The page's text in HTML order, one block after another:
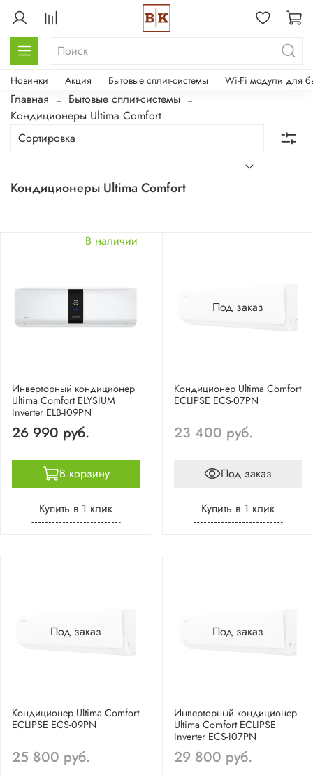
Новинки Акция Бытовые сплит-системы Wi-Fi модули для
Главная
Бытовые сплит-системы
Кондиционеры Ultima Comfort
Кондиционеры Ultima Comfort
Инверторный кондиционер
Ultima Comfort ELYSIUM
Inverter ELB-I09PN
В наличии
26 990 руб.
В корзину
Купить в 1 клик
Под заказ
Кондиционер Ultima Comfort
ECLIPSE ECS-07PN
23 400 руб.
Под заказ
Купить в 1 клик
Под заказ
Кондиционер Ultima Comfort
ECLIPSE ECS-09PN
25 800 руб.
Под заказ
Инверторный кондиционер
Ultima Comfort ECLIPSE
Inverter ECS-I07PN
29 800 руб.